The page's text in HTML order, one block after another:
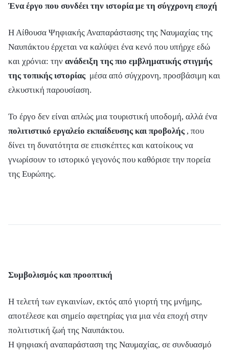
Ένα έργο που συνδέει την ιστορία με τη σύγχρονη εποχή
Η Αίθουσα Ψηφιακής Αναπαράστασης της Ναυμαχίας της
Ναυπάκτου έρχεται να καλύψει ένα κενό που υπήρχε εδώ
και χρόνια: την ανάδειξη της πιο εμβληματικής στιγμής
της τοπικής ιστορίας μέσα από σύγχρονη, προσβάσιμη και
ελκυστική παρουσίαση.
Το έργο δεν είναι απλώς μια τουριστική υποδομή, αλλά ένα
πολιτιστικό εργαλείο εκπαίδευσης και προβολής , που
δίνει τη δυνατότητα σε επισκέπτες και κατοίκους να
γνωρίσουν το ιστορικό γεγονός που καθόρισε την πορεία
της Ευρώπης.
Συμβολισμός και προοπτική
Η τελετή των εγκαινίων, εκτός από γιορτή της μνήμης,
αποτέλεσε και σημείο αφετηρίας για μια νέα εποχή στην
πολιτιστική ζωή της Ναυπάκτου.
Η ψηφιακή αναπαράσταση της Ναυμαχίας, σε συνδυασμό